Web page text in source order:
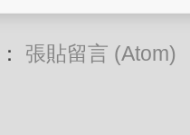
張貼留言 (Atom)